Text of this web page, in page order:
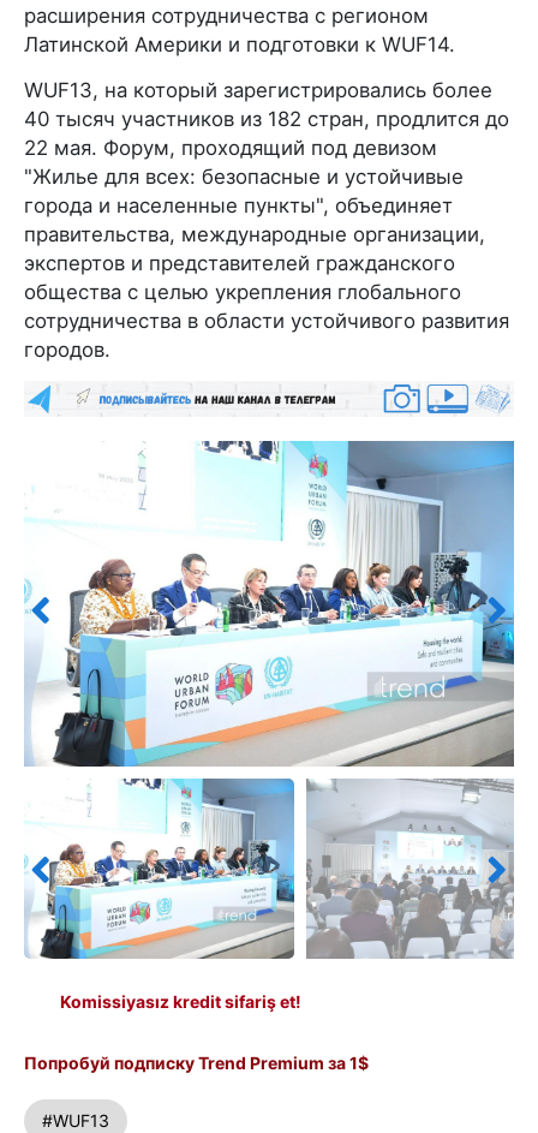
расширения сотрудничества с регионом
Латинской Америки и подготовки к WUF14.
WUF13, на который зарегистрировались более
40 тысяч участников из 182 стран, продлится до
22 мая. Форум, проходящий под девизом
"Жилье для всех: безопасные и устойчивые
города и населенные пункты", объединяет
правительства, международные организации,
экспертов и представителей гражданского
общества с целью укрепления глобального
сотрудничества в области устойчивого развития
городов.
Komissiyasız kredit sifariş et!
Попробуй подписку Trend Premium за 1$
#WUF13